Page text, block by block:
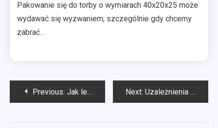
Pakowanie się do torby o wymiarach 40x20x25 może
wydawać się wyzwaniem, szczególnie gdy chcemy
zabrać…
Nawigacja
Previous: Jak leczyć uzależnienia behawioralne? Next: Uzależnienia behawioralne co to?